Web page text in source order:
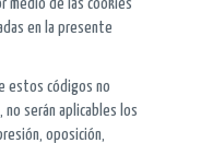
medio de las cookies
en la presente
estos códigos no
serán aplicables los
oposición,